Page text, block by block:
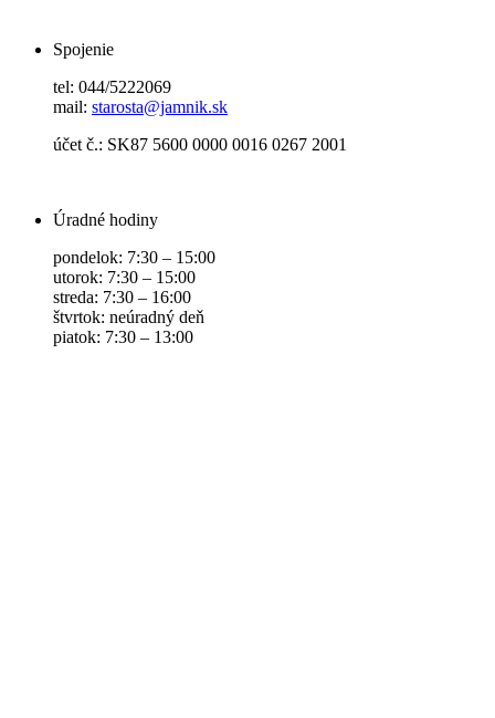
Spojenie
tel: 044/5222069
mail: starosta@jamnik.sk
účet č.: SK87 5600 0000 0016 0267 2001
Úradné hodiny
pondelok: 7:30 – 15:00
utorok: 7:30 – 15:00
streda: 7:30 – 16:00
štvrtok: neúradný deň
piatok: 7:30 – 13:00